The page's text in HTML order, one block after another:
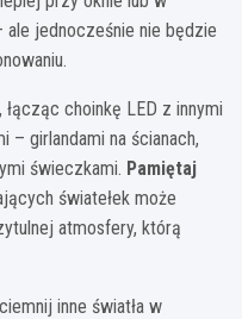
jednocześnie nie będzie
choinkę LED z innymi
girlandami na ścianach,
świeczkami. Pamiętaj
światełek może
atmosfery, którą
inne światła w